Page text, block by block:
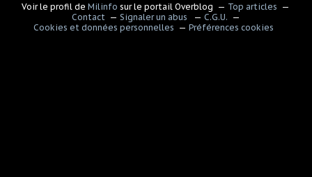
Voir le profil deMilinfo sur le portail Overblog
Top articles
Contact
Signaler un abus
C.G.U.
Cookies et données personnelles
Préférences cookies